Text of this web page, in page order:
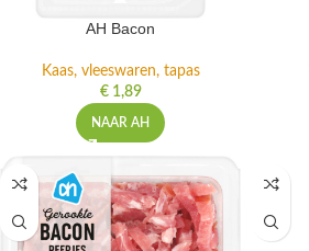
AH Bacon
Kaas, vleeswaren, tapas
€1,89
NAAR AH